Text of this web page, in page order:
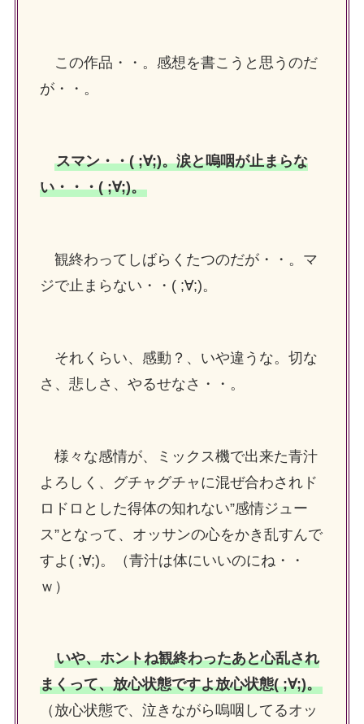
この作品・・。感想を書こうと思うのだ
が・・。
スマン・・( ;∀;)。涙と嗚咽が止まらな
い・・・( ;∀;)。
観終わってしばらくたつのだが・・。マ
ジで止まらない・・( ;∀;)。
それくらい、感動？、いや違うな。切な
さ、悲しさ、やるせなさ・・。
様々な感情が、ミックス機で出来た青汁
よろしく、グチャグチャに混ぜ合わされド
ロドロとした得体の知れない”感情ジュー
ス”となって、オッサンの心をかき乱すんで
すよ( ;∀;)。（青汁は体にいいのにね・・
ｗ）
いや、ホントね観終わったあと心乱され
まくって、放心状態ですよ放心状態( ;∀;)。
（放心状態で、泣きながら嗚咽してるオッ